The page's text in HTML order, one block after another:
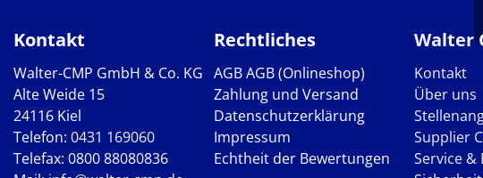
Kontakt
Walter-CMP GmbH & Co. KG
Alte Weide 15
24116 Kiel
Telefon: 0431 169060
Telefax: 0800 88080836
Rechtliches
AGBAGB (Onlineshop)
Zahlung und Versand
Datenschutzerklärung
Impressum
Echtheit der Bewertungen
Walter
Kontakt
Über uns
Supplier
Service &